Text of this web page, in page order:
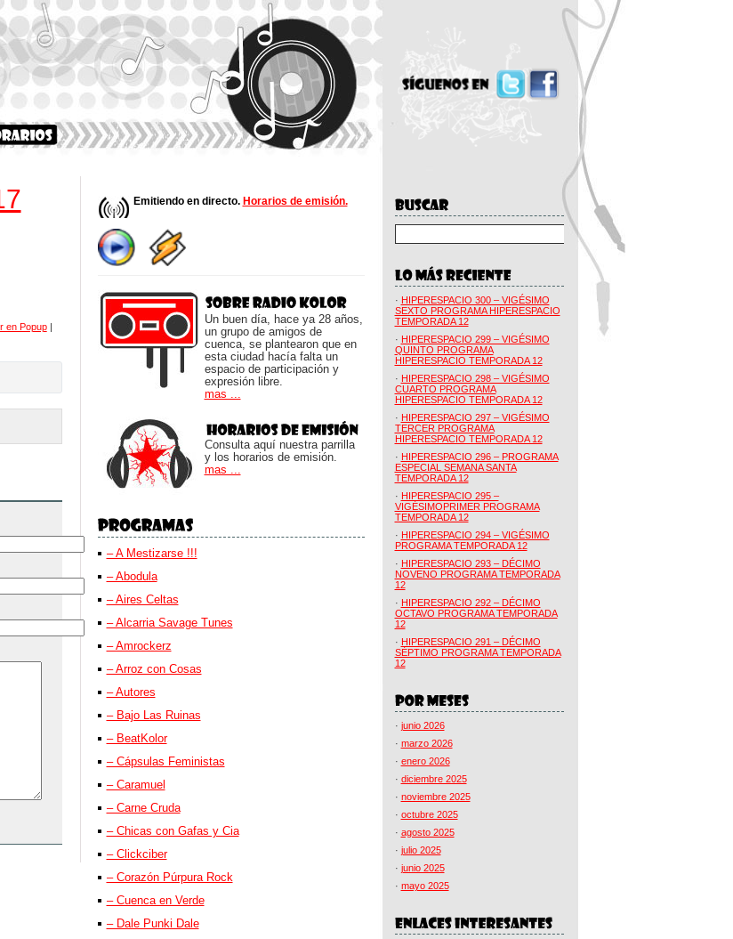
en Popup|
Emitiendo en directo. Horarios de emisión.
Un buen día, hace ya 28 años,
un grupo de amigos de
cuenca, se plantearon que en
esta ciudad hacía falta un
espacio de participación y
expresión libre.
mas ...
Consulta aquí nuestra parrilla
y los horarios de emisión.
mas ...
– A Mestizarse !!!
– Abodula
– Aires Celtas
– Alcarria Savage Tunes
– Amrockerz
– Arroz con Cosas
– Autores
– Bajo Las Ruinas
– BeatKolor
– Cápsulas Feministas
– Caramuel
– Carne Cruda
– Chicas con Gafas y Cia
– Clickciber
– Corazón Púrpura Rock
– Cuenca en Verde
– Dale Punki Dale
· HIPERESPACIO 300 – VIGÉSIMO
SEXTO PROGRAMA HIPERESPACIO
TEMPORADA 12
· HIPERESPACIO 299 – VIGÉSIMO
QUINTO PROGRAMA
HIPERESPACIO TEMPORADA 12
· HIPERESPACIO 298 – VIGÉSIMO
CUARTO PROGRAMA
HIPERESPACIO TEMPORADA 12
· HIPERESPACIO 297 – VIGÉSIMO
TERCER PROGRAMA
HIPERESPACIO TEMPORADA 12
· HIPERESPACIO 296 – PROGRAMA
ESPECIAL SEMANA SANTA
TEMPORADA 12
· HIPERESPACIO 295 –
VIGÉSIMOPRIMER PROGRAMA
TEMPORADA 12
· HIPERESPACIO 294 – VIGÉSIMO
PROGRAMA TEMPORADA 12
· HIPERESPACIO 293 – DÉCIMO
NOVENO PROGRAMA TEMPORADA
12
· HIPERESPACIO 292 – DÉCIMO
OCTAVO PROGRAMA TEMPORADA
12
· HIPERESPACIO 291 – DÉCIMO
SÉPTIMO PROGRAMA TEMPORADA
12
· junio 2026
· marzo 2026
· enero 2026
· diciembre 2025
· noviembre 2025
· octubre 2025
· agosto 2025
· julio 2025
· junio 2025
· mayo 2025